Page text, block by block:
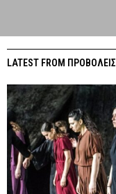
LATEST FROM ΠΡΟΒΟΛΕΙΣ